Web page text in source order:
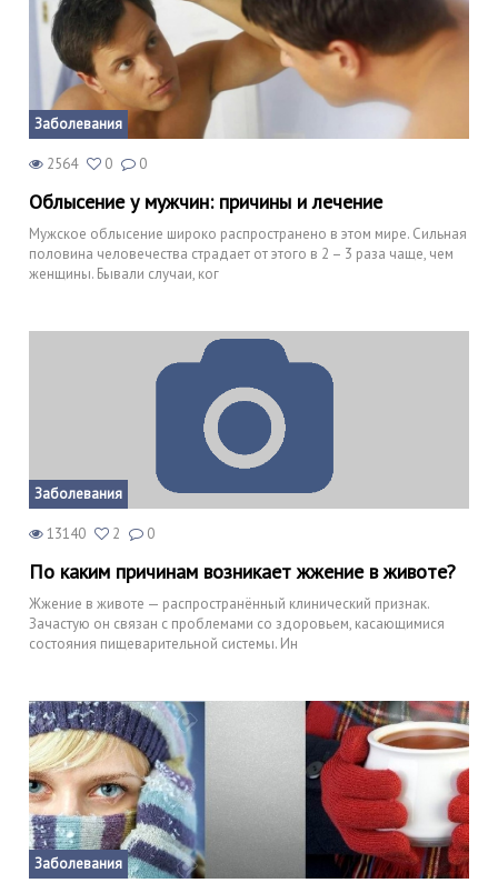
Заболевания
2564 0 0
Облысение у мужчин: причины и лечение
Мужское облысение широко распространено в этом мире. Сильная
половина человечества страдает от этого в 2 – 3 раза чаще, чем
женщины. Бывали случаи, ког
Заболевания
13140 2 0
По каким причинам возникает жжение в животе?
Жжение в животе — распространённый клинический признак.
Зачастую он связан с проблемами со здоровьем, касающимися
состояния пищеварительной системы. Ин
Заболевания